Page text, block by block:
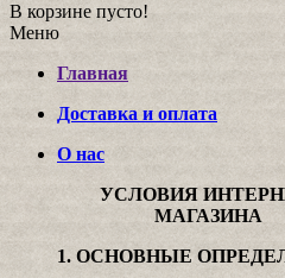
В корзине пусто!
Меню
Главная
Доставка и оплата
О нас
УСЛОВИЯ
МАГАЗИНА
1. ОСНОВНЫЕ